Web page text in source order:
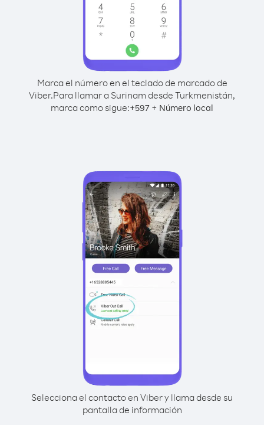
Marca el número en el teclado de marcado de
Viber.Para llamar a Surinam desde Turkmenistán,
marca como sigue:+597 + Número local
Selecciona el contacto en Viber y llama desde su
pantalla de información